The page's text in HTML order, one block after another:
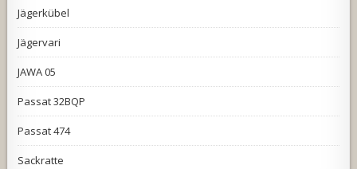
Jägerkübel
Jägervari
JAWA 05
Passat 32BQP
Passat 474
Sackratte